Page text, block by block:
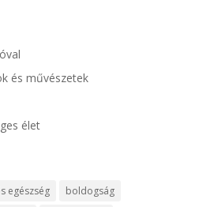
és művészetek
élet
egészség
boldogság